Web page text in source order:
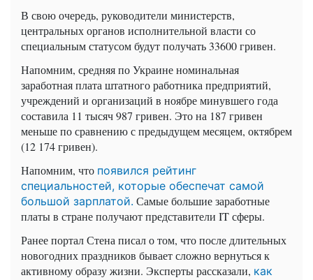
В свою очередь, руководители министерств,
центральных органов исполнительной власти со
специальным статусом будут получать 33600 гривен.
Напомним, средняя по Украине номинальная
заработная плата штатного работника предприятий,
учреждений и организаций в ноябре минувшего года
составила 11 тысяч 987 гривен. Это на 187 гривен
меньше по сравнению с предыдущем месяцем, октябрем
(12 174 гривен).
Напомним, что появился рейтинг
специальностей, которые обеспечат самой
большой зарплатой. Самые большие заработные
платы в стране получают представители IT сферы.
Ранее портал Стена писал о том, что после длительных
новогодних праздников бывает сложно вернуться к
активному образу жизни. Эксперты рассказали, как